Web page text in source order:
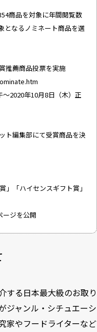
商品を対象に年間閲覧数
となるノミネート商品を選
推薦商品投票を実施
2020年10月8日（木）正
ト編集部にて受賞商品を決
」「ハイセンスギフト賞」
ージを公開
する日本最大級のお取り
ジャンル・シチュエーシ
家やフードライターなど